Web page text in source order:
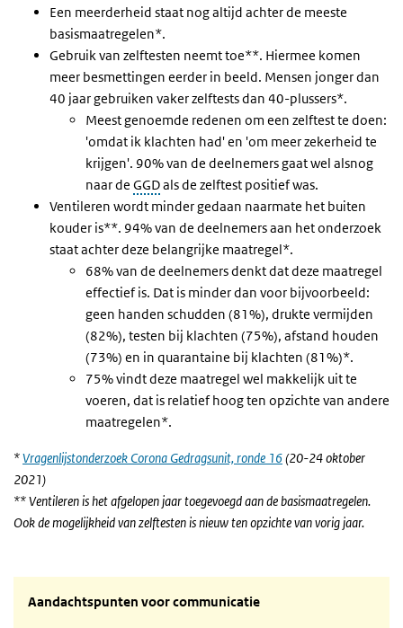
Een meerderheid staat nog altijd achter de meeste
basismaatregelen*.
Gebruik van zelftesten neemt toe**. Hiermee komen
meer besmettingen eerder in beeld. Mensen jonger dan
40 jaar gebruiken vaker zelftests dan 40-plussers*.
Meest genoemde redenen om een zelftest te doen:
'omdat ik klachten had' en 'om meer zekerheid te
krijgen'. 90% van de deelnemers gaat wel alsnog
naar de GGDals de zelftest positief was.
Ventileren wordt minder gedaan naarmate het buiten
kouder is**. 94% van de deelnemers aan het onderzoek
staat achter deze belangrijke maatregel*.
68% van de deelnemers denkt dat deze maatregel
effectief is. Dat is minder dan voor bijvoorbeeld:
geen handen schudden (81%), drukte vermijden
(82%), testen bij klachten (75%), afstand houden
(73%) en in quarantaine bij klachten (81%)*.
75% vindt deze maatregel wel makkelijk uit te
voeren, dat is relatief hoog ten opzichte van andere
maatregelen*.
*Vragenlijstonderzoek Corona Gedragsunit, ronde 16(20-24 oktober
2021)
** Ventileren is het afgelopen jaar toegevoegd aan de basismaatregelen.
Ook de mogelijkheid van zelftesten is nieuw ten opzichte van vorig jaar.
Aandachtspunten voor communicatie